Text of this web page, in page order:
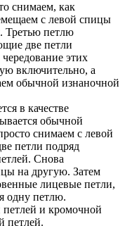
снимаем, как
с левой спицы
Третью петлю
две петли
этих
включительно, а
обычной изнаночной
в качестве
обычной
снимаем с левой
петли подряд
Снова
на другую. Затем
лицевые петли,
одну петлю.
и кромочной
петлей.